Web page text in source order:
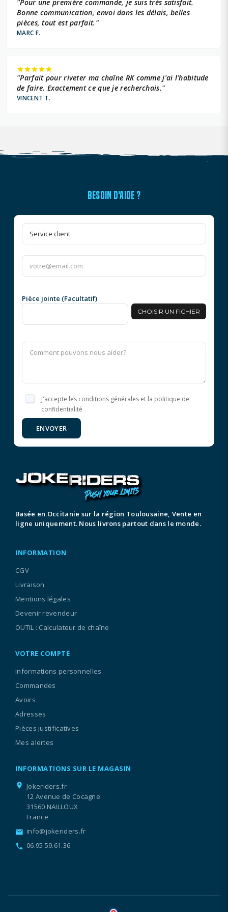
"Pour une première commande, je suis très satisfait.
Bonne communication, envoi dans les délais, belles
pièces, tout est parfait."
MARC F.
"Parfait pour riveter ma chaîne RK comme j'ai l'habitude
de faire. Exactement ce que je recherchais."
VINCENT T.
BESOIN D'AIDE ?
Pièce jointe (Facultatif)
CHOISIR UN FICHIER
J'accepte les conditions générales et la politique de
confidentialité
ENVOYER
Basée en Occitanie sur la région Toulousaine, Vente en
ligne uniquement. Nous livrons partout dans le monde.
INFORMATION
CGV
Livraison
Mentions légales
Devenir revendeur
OUTIL : Calculateur de chaîne
VOTRE COMPTE
Informations personnelles
Commandes
Avoirs
Adresses
Pièces justificatives
Mes alertes
INFORMATIONS SUR LE MAGASIN
location_on
Jokeriders.fr
12 Avenue de Cocagne
31560 NAILLOUX
France
email info@jokeriders.fr
call 06.95.59.61.36